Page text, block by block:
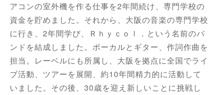
アコンの室外機を作る仕事を2年間続け、専門学校の
資金を貯めました。それから、大阪の音楽の専門学校
に行き、2年間学び、Ｒｈｙｃｏｌ．という名前のバ
ンドを結成しました。ボーカルとギター、作詞作曲を
担当。レーベルにも所属し、大阪を拠点に全国でライ
ブ活動、ツアーを展開、約10年間精力的に活動して
いました。その後、30歳を迎え新しいことに挑戦し